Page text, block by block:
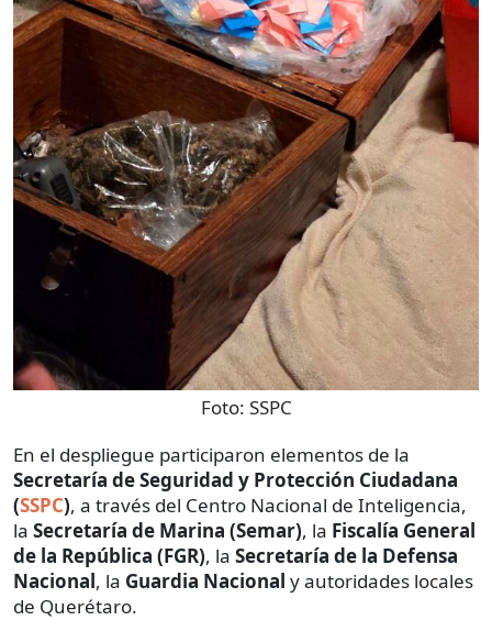
Foto: SSPC
En el despliegue participaron elementos de la
Secretaría de Seguridad y Protección Ciudadana
(SSPC), a través del Centro Nacional de Inteligencia,
la Secretaría de Marina (Semar), la Fiscalía General
de la República (FGR), la Secretaría de la Defensa
Nacional, la Guardia Nacional y autoridades locales
de Querétaro.